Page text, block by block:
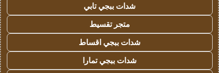
شدات ببجي تابي
متجر تقسيط
شدات ببجي اقساط
شدات ببجي تمارا